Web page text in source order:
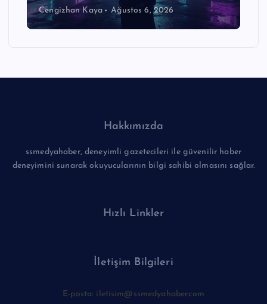
Cengizhan Kaya Ağustos 6, 2026
Hakkımızda
ssmedyahaber, deneyimli gazetecileri ile güvenilir haber
deneyimini sunarak okuyucularının bilgi sahibi olmasını sağlar.
Hızlı Linkler
İletişim Bilgileri
E-posta: iletisim@ssmedyahaber.com